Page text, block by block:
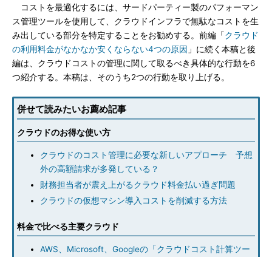
コストを最適化するには、サードパーティー製のパフォーマン
ス管理ツールを使用して、クラウドインフラで無駄なコストを生
み出している部分を特定することをお勧めする。前編「クラウド
の利用料金がなかなか安くならない4つの原因 」に続く本稿と後
編は、クラウドコストの管理に関して取るべき具体的な行動を6
つ紹介する。本稿は、そのうち2つの行動を取り上げる。
併せて読みたいお薦め記事
クラウドのお得な使い方
クラウドのコスト管理に必要な新しいアプローチ 予想
外の高額請求が多発している？
財務担当者が震え上がるクラウド料金払い過ぎ問題
クラウドの仮想マシン導入コストを削減する方法
料金で比べる主要クラウド
AWS、Microsoft、Googleの「クラウドコスト計算ツー